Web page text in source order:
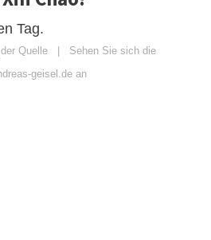
Tag.
Quelle | Sehen Sie sich die
geisel.de an